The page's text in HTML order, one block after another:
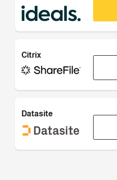
Citrix
Datasite